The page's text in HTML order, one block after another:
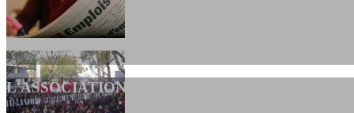
L'ASSOCIATION